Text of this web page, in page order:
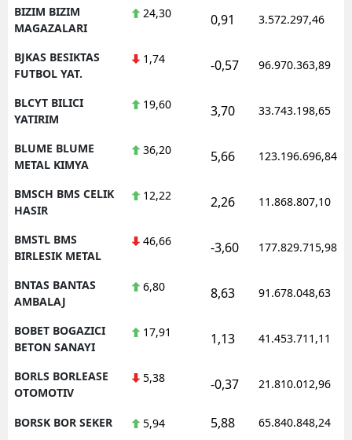
BIZIM BIZIM
MAGAZALARI
24,30 0,91 3.572.297,46
BJKAS BESIKTAS
FUTBOL YAT.
1,74 -0,57 96.970.363,89
BLCYT BILICI
YATIRIM
19,60 3,70 33.743.198,65
BLUME BLUME
METAL KIMYA
36,20 5,66 123.196.696,84
BMSCH BMS CELIK
HASIR
12,22 2,26 11.868.807,10
BMSTL BMS
BIRLESIK METAL
46,66 -3,60 177.829.715,98
BNTAS BANTAS
AMBALAJ
6,80 8,63 91.678.048,63
BOBET BOGAZICI
BETON SANAYI
17,91 1,13 41.453.711,11
BORLS BORLEASE
OTOMOTIV
5,38 -0,37 21.810.012,96
BORSK BOR SEKER 5,94 5,88 65.840.848,24